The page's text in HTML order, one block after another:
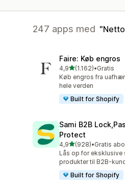
247 apps med
Faire: Køb engros
4,9ud af 5 stjerner
(1.162)
1162 anmeldelser i alt
•Gratis
Køb engros fra
hele verden
Built for Shopify
Sami B2B
Protect
4,9ud af 5 stjerner
(928)
928 anmeldelser i alt
•
Lås op for eksklusive
produkter til B2B-
Built for Shopify